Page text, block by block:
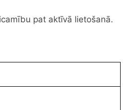
pat aktīvā lietošanā.